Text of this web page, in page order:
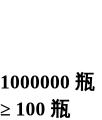
1000000 瓶
≥ 100 瓶